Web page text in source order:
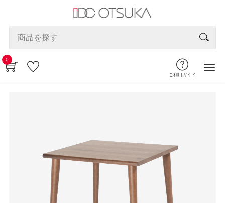
0
ご利用ガイド